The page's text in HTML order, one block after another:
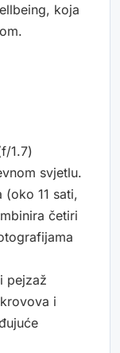
koja
1.7)
svjetlu.
(oko 11 sati,
četiri
pejzaž
i